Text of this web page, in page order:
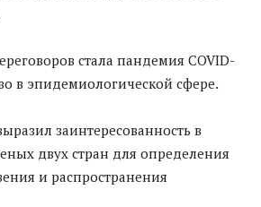
стала пандемия COVID-
в эпидемиологической сфере.
заинтересованность в
двух стран для определения
и распространения